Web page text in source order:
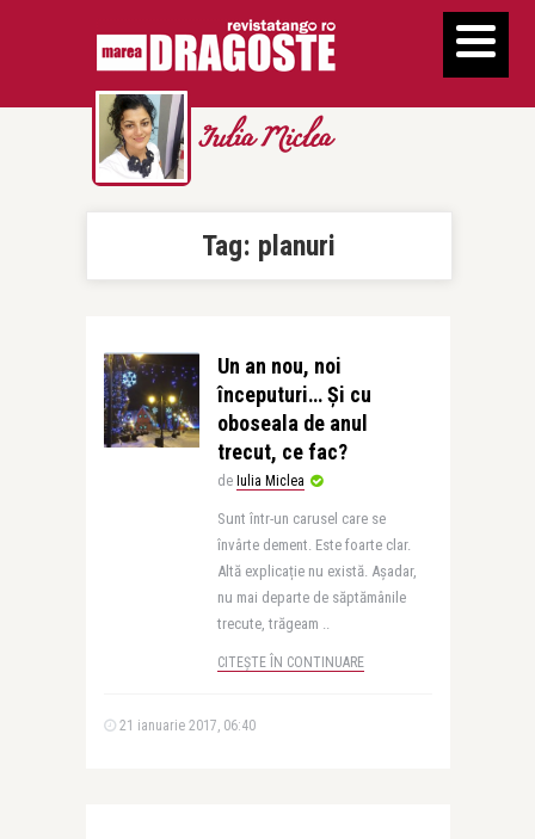
Iulia Miclea
Tag: planuri
Un an nou, noi
începuturi… Și cu
oboseala de anul
trecut, ce fac?
de Iulia Miclea
Sunt într-un carusel care se
învârte dement. Este foarte clar.
Altă explicație nu există. Așadar,
nu mai departe de săptămânile
trecute, trăgeam ..
CITEȘTE ÎN CONTINUARE
21 ianuarie 2017, 06:40